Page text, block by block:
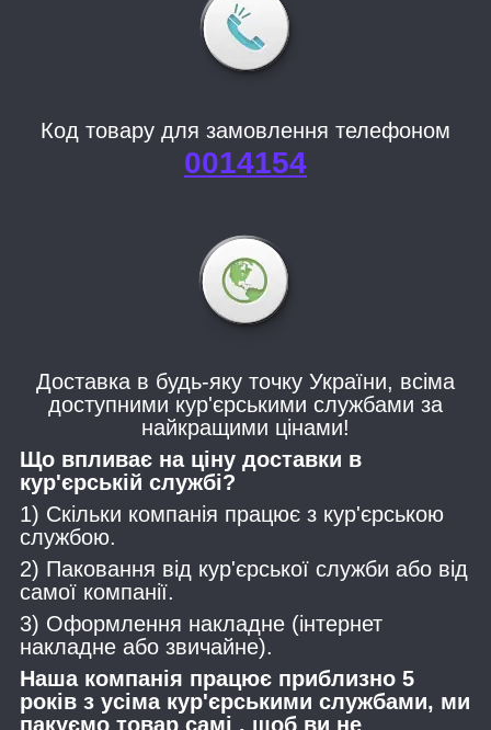
Код товару для замовлення телефоном
0014154
Доставка в будь-яку точку України, всіма
доступними кур'єрськими службами за
найкращими цінами!
Що впливає на ціну доставки в
кур'єрській службі?
1) Скільки компанія працює з кур'єрською
службою.
2) Паковання від кур'єрської служби або від
самої компанії.
3) Оформлення накладне (інтернет
накладне або звичайне).
Наша компанія працює приблизно 5
років з усіма кур'єрськими службами, ми
пакуємо товар самі , щоб ви не